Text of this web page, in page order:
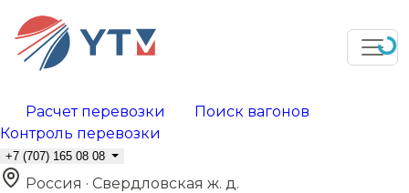
Расчет перевозки
Поиск вагонов
Контроль перевозки
+7 (707) 165 08 08
Россия · Свердловская ж. д.